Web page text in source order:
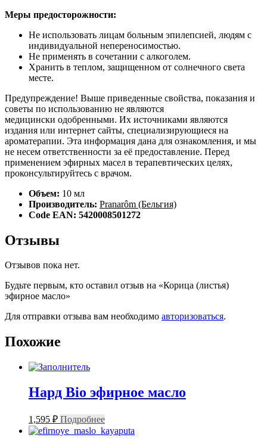
Меры предосторожности:
Не использовать лицам больным эпилепсией, людям с
индивидуальной непереносимостью.
Не применять в сочетании с алкоголем.
Хранить в теплом, защищенном от солнечного света
месте.
Предупреждение! Выше приведенные свойства, показания и
советы по использованию не являются
медицински одобренными. Их источниками являются
издания или интернет сайты, специализирующиеся на
ароматерапии. Эта информация дана для ознакомления, и мы
не несем ответственности за её предоставление. Перед
применением эфирных масел в терапевтических целях,
проконсультируйтесь с врачом.
Объем: 10 мл
Производитель: Pranarôm (Бельгия)
Code EAN: 5420008501272
Отзывы
Отзывов пока нет.
Будьте первым, кто оставил отзыв на «Корица (листья)
эфирное масло»
Для отправки отзыва вам необходимо авторизоваться.
Похожие
Нард Bio эфирное масло
1,595 ₽ Подробнее